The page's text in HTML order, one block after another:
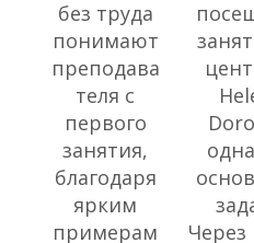
без труда
понимают
преподава
теля с
первого
занятия,
благодаря
ярким
примерам
Через